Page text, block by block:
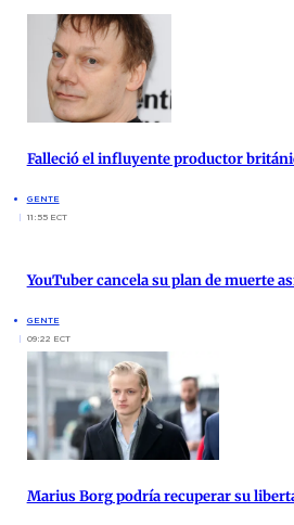
Falleció el influyente productor
GENTE
11:55 ECT
YouTuber cancela su plan de muerte
GENTE
09:22 ECT
Marius Borg podría recuperar su